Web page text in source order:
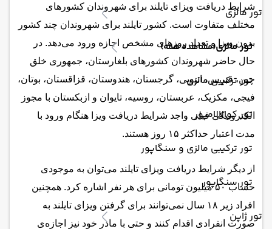
تور مالزی
تور مالزی(مشاهده همه)
تور ترکیبی مالزی
تور کوالالامپور
تور ترکیبی مالزی و سنگاپور
تور سنگاپور
تور ژاپن
شرایط دریافت ویزای تایلند برای شهروندان کشورهای
مختلف متفاوت است. کشور تایلند برای شهروندان چند کشور
بدون ویزا و تعداد روزهای مشخص اجازه ورود می‌دهد. در
حال حاضر شهروندان کشورهای بلغارستان، جمهوری خلق
چین، قبرس، اتیوپی، گرجستان، هندوستان، قزاقستان، بوتان،
فیجی، مکزیک، عربستان، روسیه، تایوان و ازبکستان با مجوز
الکترونیکی قبلی واجد شرایط دریافت ویزا هنگام ورود با
مدت اعتبار حداکثر ۱۵ روز هستند.
از دیگر شرایط دریافت ویزای تایلند می‌توان به موجودی
حساب ۵۰ میلیون تومانی برای هر نفر اشاره کرد. همچنین
افراد زیر ۱۸ سال نمی‌توانند برای گرفتن ویزای تایلند به
صورت انفرادی اقدام کنند و حتی با مادر خود نیز اجازه‌ی